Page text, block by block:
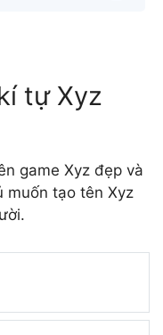
tự Xyz
game Xyz đẹp và
muốn tạo tên Xyz